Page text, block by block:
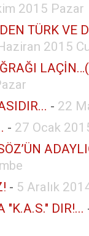
2015 Pazar
TÜRK VE
2015
- 22
- 27 Ocak
- 5 Aralık
DIR!...